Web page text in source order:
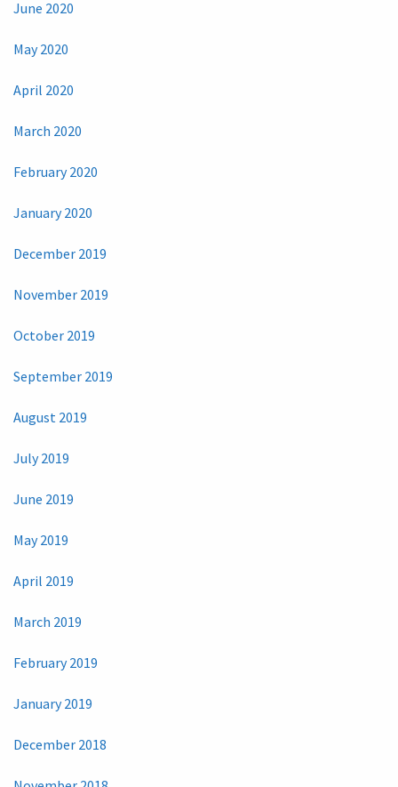
June 2020
May 2020
April 2020
March 2020
February 2020
January 2020
December 2019
November 2019
October 2019
September 2019
August 2019
July 2019
June 2019
May 2019
April 2019
March 2019
February 2019
January 2019
December 2018